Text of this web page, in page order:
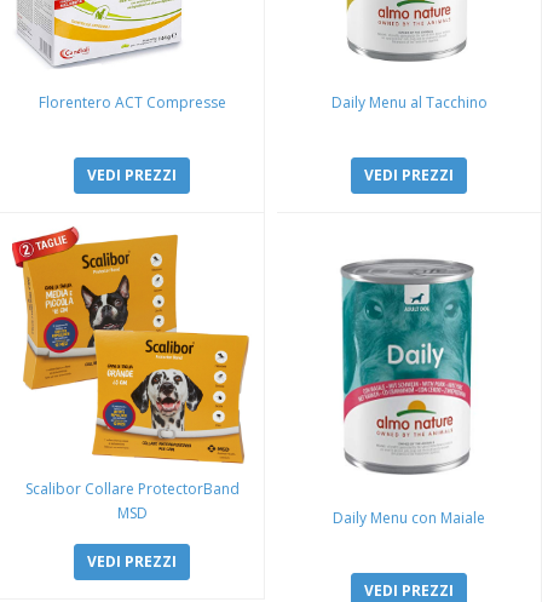
Florentero ACT Compresse
VEDI PREZZI
Daily Menu al Tacchino
VEDI PREZZI
Scalibor Collare ProtectorBand
MSD
VEDI PREZZI
Daily Menu con Maiale
VEDI PREZZI